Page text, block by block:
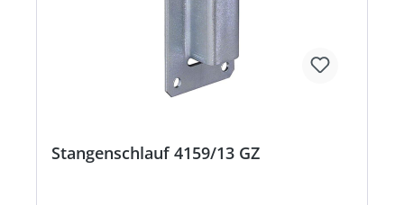
Stangenschlauf 4159/13 GZ